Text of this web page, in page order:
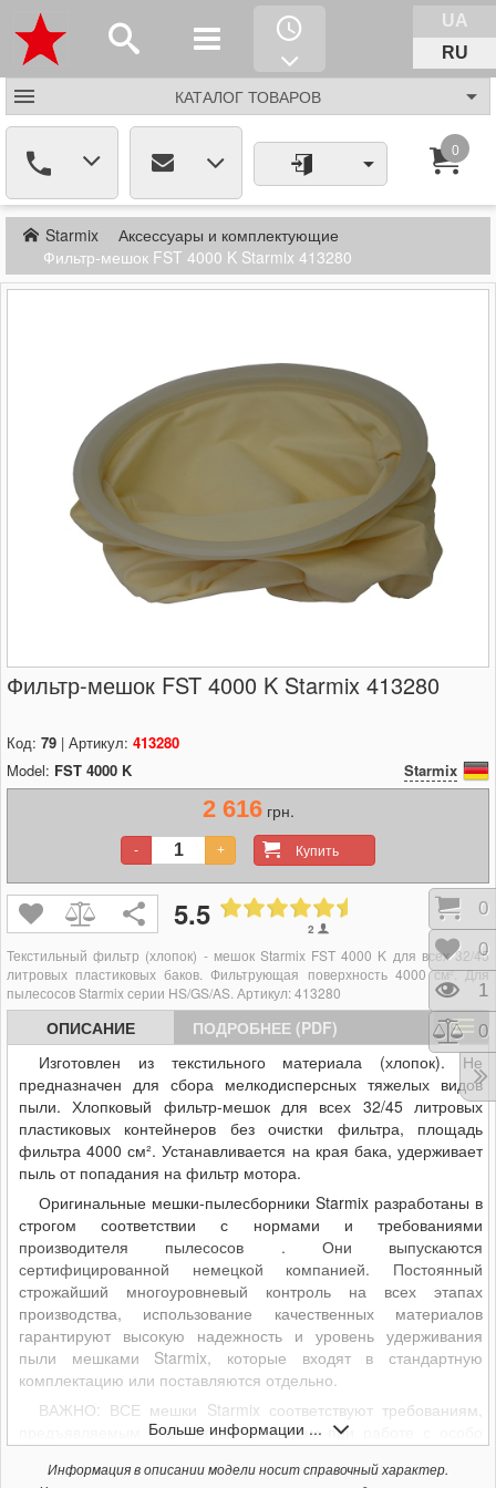
UA
RU
КАТАЛОГ ТОВАРОВ
0
Starmix
Аксессуары и комплектующие
Фильтр-мешок FST 4000 K Starmix 413280
Фильтр-мешок FST 4000 K Starmix 413280
Код: 79 | Артикул: 413280
Model: FST 4000 K Starmix
2 616грн.
Купить
- +
5.5 2
Текстильный фильтр (хлопок) - мешок Starmix FST 4000 K для всех 32/45
литровых пластиковых баков. Фильтрующая поверхность 4000 см². Для
пылесосов Starmix серии HS/GS/AS. Артикул: 413280
ОПИСАНИЕ
ПОДРОБНЕЕ (PDF)
Изготовлен из текстильного материала (хлопок). Не
предназначен для сбора мелкодисперсных тяжелых видов
пыли. Хлопковый фильтр-мешок для всех 32/45литровых
пластиковых контейнеров без очистки фильтра, площадь
фильтра 4000 см². Устанавливается на края бака, удерживает
пыль от попадания на фильтр мотора.
Оригинальные мешки-пылесборники Starmix разработаны в
строгом соответствии с нормами и требованиями
производителя пылесосов . Они выпускаются
сертифицированной немецкой компанией. Постоянный
строжайший многоуровневый контроль на всех этапах
производства, использование качественных материалов
гарантируют высокую надежность и уровень удерживания
пыли мешками Starmix, которые входят в стандартную
комплектацию или поставляются отдельно.
ВАЖНО: ВСЕ мешки Starmix соответствуют требованиям,
предъявляемым к фильтрам фильтрам при работе с особо
Помните, что все модели пылесосов STARMIX могут
Больше информации ...
Информация в описании модели носит справочный характер.
0
0
1
0